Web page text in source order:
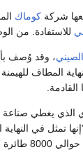
كوماك
للاستفادة. من
، وقد وُصف
المطاف للهيمنة
الذي يغطي
تمثل في
عامًا